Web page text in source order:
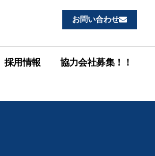
お問い合わせ
採用情報
協力会社募集！！